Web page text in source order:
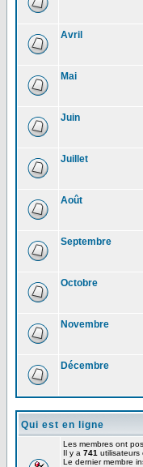
Avril
Mai
Juin
Juillet
Août
Septembre
Octobre
Novembre
Décembre
Qui est en ligne
Les membres ont
Il y a 741 utilisateurs
Le dernier membre